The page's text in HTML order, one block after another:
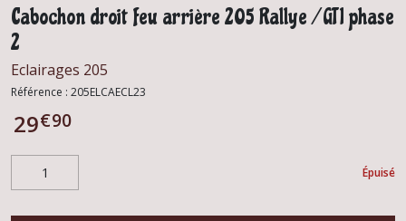
Cabochon droit feu arrière 205 Rallye / GTI phase
2
Eclairages 205
Référence : 205ELCAECL23
29€90
Épuisé